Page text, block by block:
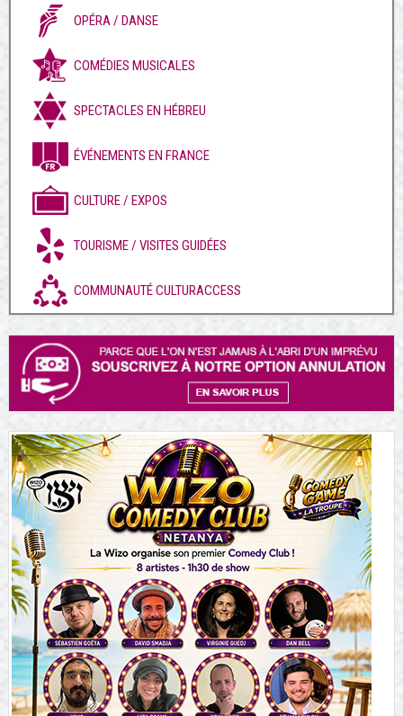
OPÉRA / DANSE
COMÉDIES MUSICALES
SPECTACLES EN HÉBREU
ÉVÉNEMENTS EN FRANCE
CULTURE / EXPOS
TOURISME / VISITES GUIDÉES
COMMUNAUTÉ CULTURACCESS